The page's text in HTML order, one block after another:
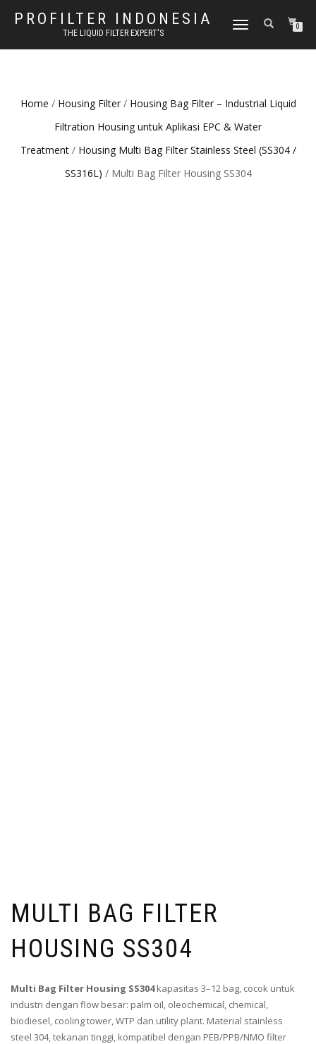
PROFILTER INDONESIA
THE LIQUID FILTER EXPERT'S
TOGGLE NAVIGATION0
Home / Housing Filter/ Housing Bag Filter – Industrial Liquid
Filtration Housing untuk Aplikasi EPC & Water
Treatment/ Housing Multi Bag Filter Stainless Steel (SS304 /
SS316L) / Multi Bag Filter Housing SS304
MULTI BAG FILTER
HOUSING SS304
Multi Bag Filter Housing SS304kapasitas 3–12 bag, cocok untuk
industri dengan flow besar: palm oil, oleochemical, chemical,
biodiesel, cooling tower, WTP dan utility plant. Material stainless
steel 304, tekanan tinggi, kompatibel dengan PEB/PPB/NMO filter